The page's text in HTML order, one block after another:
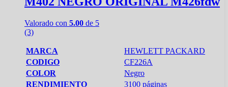
Valorado con 5.00 de 5
(3)
MARCA
HEWLETT PACKARD
CODIGO
CF226A
COLOR
Negro
RENDIMIENTO
3100 páginas